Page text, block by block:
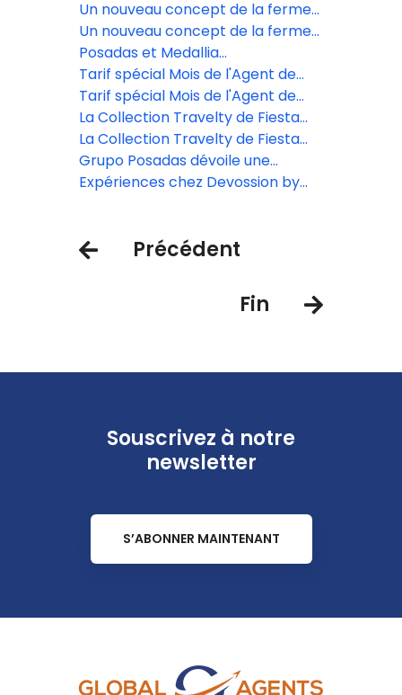
portefeuille de Posadas
Un nouveau concept de la ferme
à la table prend vie à Grand Fiesta
Americana Los Cabos.
Un nouveau concept de la ferme
à la table prend vie à Grand Fiesta
Americana Los Cabos.
Posadas et Medallia
révolutionnent l'expérience client
grâce à l'écoute en temps réel
Tarif spécial Mois de l'Agent de
Voyages Grupo Posadas
Tarif spécial Mois de l'Agent de
Voyages Grupo Posadas
La Collection Travelty de Fiesta
Americana de Posadas lance une
nouvelle plateforme de
réservation pour les conseillers en
La Collection Travelty de Fiesta
Americana de Posadas lance une
nouvelle plateforme de
Grupo Posadas dévoile une
expansion de luxe majeure avec
15 milliards de dollars.
Expériences chez Devossion by
Précédent
Fin
Souscrivez à notre
newsletter
S’ABONNER MAINTENANT